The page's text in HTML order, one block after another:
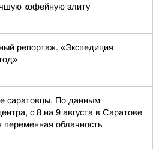
кофейную элиту
репортаж. «Экспедиция
саратовцы. По данным
с 8 на 9 августа в Саратове
переменная облачность